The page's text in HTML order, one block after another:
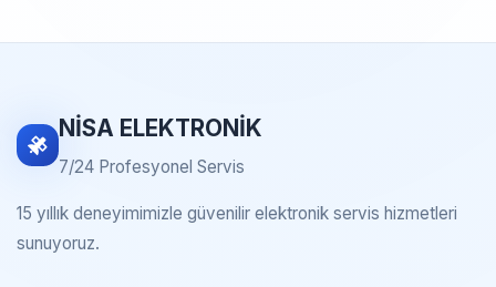
NİSA ELEKTRONİK
7/24 Profesyonel Servis
15 yıllık deneyimimizle güvenilir elektronik servis hizmetleri
sunuyoruz.